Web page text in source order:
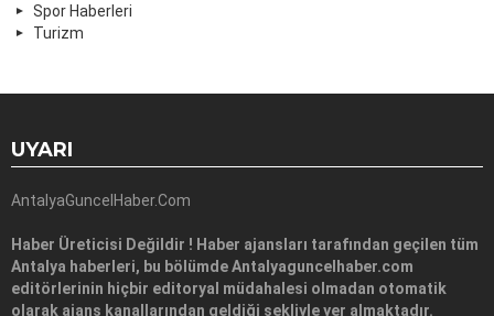
Spor Haberleri
Turizm
UYARI
AntalyaGuncelHaber.Com
Haber Üreticisi Değildir ! Haber ajansları tarafından geçilen tüm
Antalya haberleri, bu bölümde Antalyaguncelhaber.com
editörlerinin hiçbir editoryal müdahalesi olmadan otomatik
olarak ajans kanallarından geldiği şekliyle yer almaktadır.